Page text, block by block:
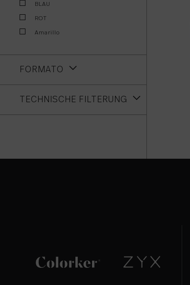
BLAU
ROT
Amarillo
FORMATO
TECHNISCHE FILTERUNG